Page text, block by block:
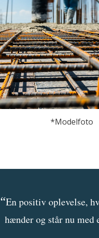
*Modelfoto
“En positiv oplevelse,
hænder og står nu med